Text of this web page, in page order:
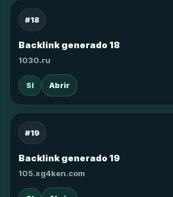
#18
Backlink generado 18
1030.ru
SI Abrir
#19
Backlink generado 19
105.xg4ken.com